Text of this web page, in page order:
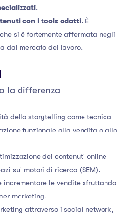
.
con i tools adatti. È
che si è fortemente affermata negli
dal mercato del lavoro.
la differenza
dello storytelling come tecnica
funzionale alla vendita o allo
dei contenuti online
sui motori di ricerca (SEM).
incrementare le vendite sfruttando
marketing.
attraverso i social network,